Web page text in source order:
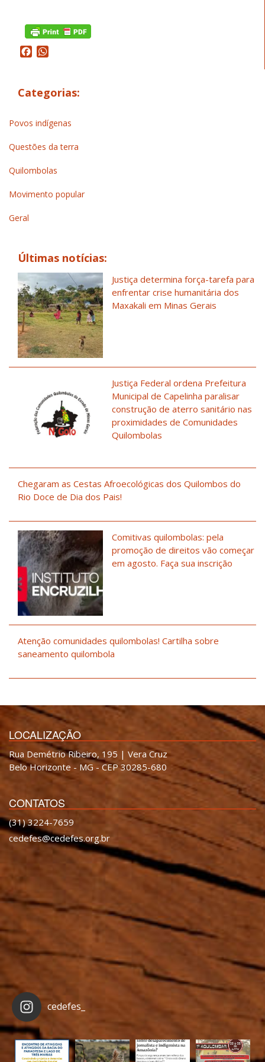
Facebook
Categorias:
Povos indígenas
Questões da terra
Quilombolas
Movimento popular
Geral
Últimas notícias:
Justiça determina força-tarefa para
enfrentar crise humanitária dos
Maxakali em Minas Gerais
Justiça Federal ordena Prefeitura
Municipal de Capelinha paralisar
construção de aterro sanitário nas
proximidades de Comunidades
Quilombolas
Chegaram as Cestas Afroecológicas dos Quilombos do
Rio Doce de Dia dos Pais!
Comitivas quilombolas: pela
promoção de direitos vão começar
em agosto. Faça sua inscrição
Atenção comunidades quilombolas! Cartilha sobre
saneamento quilombola
LOCALIZAÇÃO
Rua Demétrio Ribeiro, 195 | Vera Cruz
Belo Horizonte - MG - CEP 30285-680
CONTATOS
(31) 3224-7659
cedefes@cedefes.org.br
cedefes_